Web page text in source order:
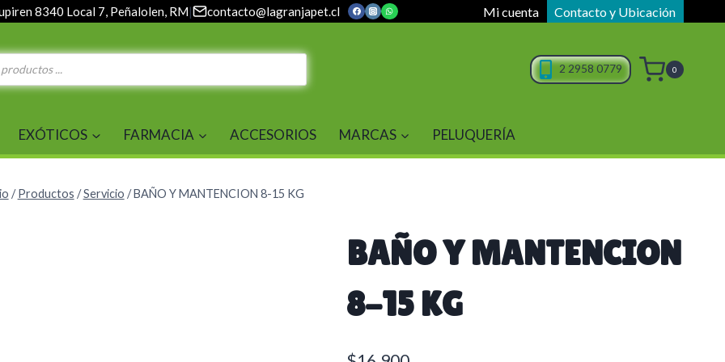
8340 Local 7, Peñalolen, RM| contacto@lagranjapet.cl Mi cuenta Contacto y Ubicación
2 2958 0779 0
EXÓTICOS FARMACIA ACCESORIOS MARCAS PELUQUERÍA
/ Productos / Servicio / BAÑO Y MANTENCION 8-15 KG
BAÑO Y MANTENCION
8-15 KG